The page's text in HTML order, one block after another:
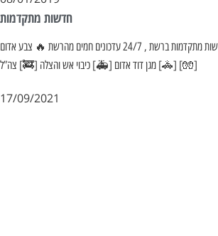
חדשות מתקדמות
חדשות מתקדמות ברשת , 24/7 עדכונים חמים מהרשת 🔥 צבע אדום [🆘] משטרת ישראל
[🚓] מגן דוד אדום [🚑] כיבוי אש והצלה [🚒] צה”ל [🧤]
17/09/2021